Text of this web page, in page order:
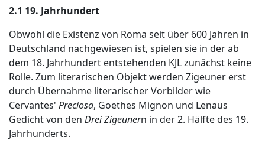
2.1 19. Jahrhundert
Obwohl die Existenz von Roma seit über 600 Jahren in
Deutschland nachgewiesen ist, spielen sie in der ab
dem 18. Jahrhundert entstehenden KJL zunächst keine
Rolle. Zum literarischen Objekt werden Zigeuner erst
durch Übernahme literarischer Vorbilder wie
Cervantes' Preciosa, Goethes Mignon und Lenaus
Gedicht von den Drei Zigeunern in der 2. Hälfte des 19.
Jahrhunderts.